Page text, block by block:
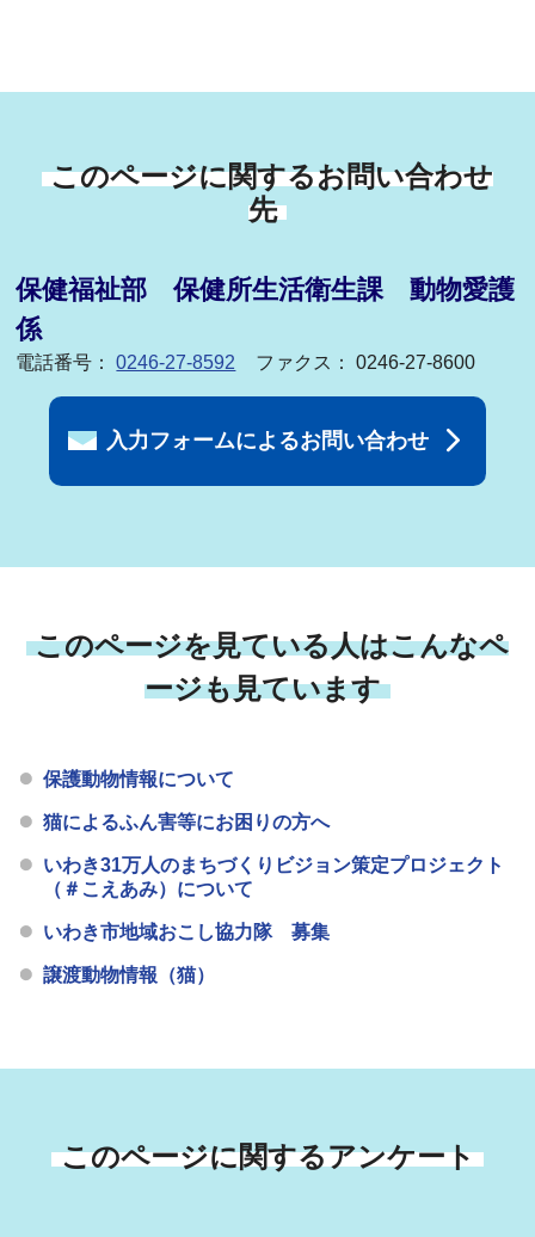
このページに関するお問い合わせ
先
保健福祉部 保健所生活衛生課 動物愛護
係
電話番号：0246-27-8592 ファクス： 0246-27-8600
入力フォームによるお問い合わせ
このページを見ている人はこんなペ
ージも見ています
保護動物情報について
猫によるふん害等にお困りの方へ
いわき31万人のまちづくりビジョン策定プロジェクト
（＃こえあみ）について
いわき市地域おこし協力隊 募集
譲渡動物情報（猫）
このページに関するアンケート